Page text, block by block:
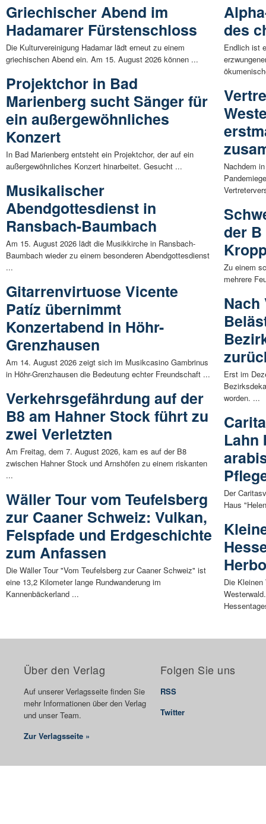
Griechischer Abend im
Hadamarer Fürstenschloss
Die Kulturvereinigung Hadamar lädt erneut zu einem
griechischen Abend ein. Am 15. August 2026 können ...
Projektchor in Bad
Marienberg sucht Sänger für
ein außergewöhnliches
Konzert
In Bad Marienberg entsteht ein Projektchor, der auf ein
außergewöhnliches Konzert hinarbeitet. Gesucht ...
Musikalischer
Abendgottesdienst in
Ransbach-Baumbach
Am 15. August 2026 lädt die Musikkirche in Ransbach-
Baumbach wieder zu einem besonderen Abendgottesdienst
...
Gitarrenvirtuose Vicente
Patíz übernimmt
Konzertabend in Höhr-
Grenzhausen
Am 14. August 2026 zeigt sich im Musikcasino Gambrinus
in Höhr-Grenzhausen die Bedeutung echter Freundschaft ...
Verkehrsgefährdung auf der
B8 am Hahner Stock führt zu
zwei Verletzten
Am Freitag, dem 7. August 2026, kam es auf der B8
zwischen Hahner Stock und Arnshöfen zu einem riskanten
...
Wäller Tour vom Teufelsberg
zur Caaner Schweiz: Vulkan,
Felspfade und Erdgeschichte
zum Anfassen
Die Wäller Tour "Vom Teufelsberg zur Caaner Schweiz" ist
eine 13,2 Kilometer lange Rundwanderung im
Kannenbäckerland ...
des
Endlich ist
Nachdem
der
Zu einem
mehrere
Erst im
worden. ...
Lahn
Der
Haus
Die
Über den Verlag
Auf unserer Verlagsseite finden Sie
mehr Informationen über den Verlag
und unser Team.
Zur Verlagsseite »
Folgen Sie uns
RSS
Twitter